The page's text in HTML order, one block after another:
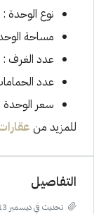
نوع الوحدة :
مساحة الوحدة : 394
عدد الغرف : 5 غرفة
عدد الحمامات : 6
سعر الوحدة : 39,992,000 جنيهاً
للمزيد من
التفاصيل
تحديث في ديسمبر 13, 2025 في 12:10 م